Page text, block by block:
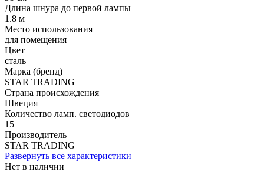
Длина шнура до первой лампы
1.8 м
Место использования
для помещения
Цвет
сталь
Марка (бренд)
STAR TRADING
Страна происхождения
Швеция
Количество ламп. светодиодов
15
Производитель
STAR TRADING
Развернуть все характеристики
Нет в наличии